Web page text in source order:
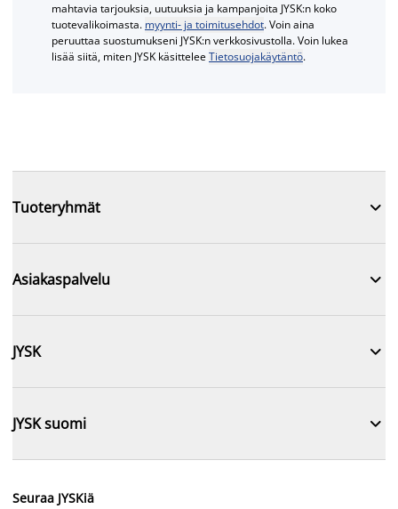
mahtavia tarjouksia, uutuuksia ja kampanjoita JYSK:n koko
tuotevalikoimasta. myynti- ja toimitusehdot. Voin aina
peruuttaa suostumukseni JYSK:n verkkosivustolla. Voin lukea
lisää siitä, miten JYSK käsitteleeTietosuojakäytäntö.
Tuoteryhmät 
Asiakaspalvelu 
JYSK 
JYSK suomi 
Seuraa JYSKiä